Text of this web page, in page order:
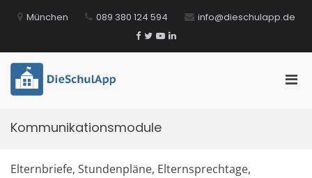
Inhalt München 089 380 124 594 info@dieschulapp.de
Facebook
TwitterYouTube
LinkedIn
Kommunikationsmodule
Elternbriefe, Stundenpläne, Elternsprechtage,